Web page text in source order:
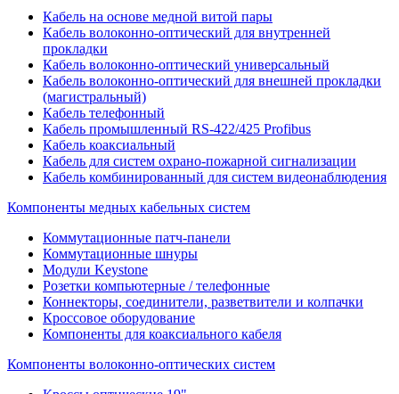
Кабель на основе медной витой пары
Кабель волоконно-оптический для внутренней
прокладки
Кабель волоконно-оптический универсальный
Кабель волоконно-оптический для внешней прокладки
(магистральный)
Кабель телефонный
Кабель промышленный RS-422/425 Profibus
Кабель коаксиальный
Кабель для систем охрано-пожарной сигнализации
Кабель комбинированный для систем видеонаблюдения
Компоненты медных кабельных систем
Коммутационные патч-панели
Коммутационные шнуры
Модули Keystone
Розетки компьютерные / телефонные
Коннекторы, соединители, разветвители и колпачки
Кроссовое оборудование
Компоненты для коаксиального кабеля
Компоненты волоконно-оптических систем